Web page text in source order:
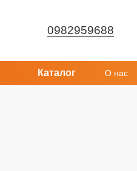
0982959688
Каталог О нас